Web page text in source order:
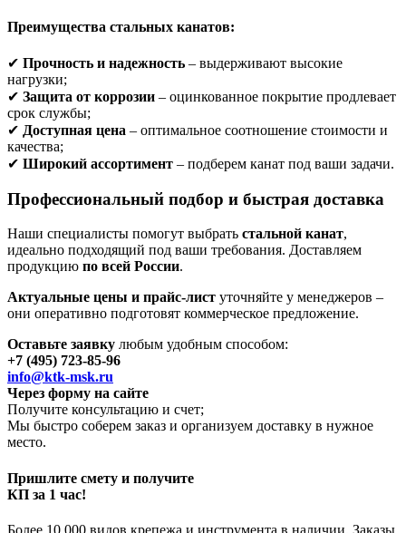
Преимущества стальных канатов:
✔ Прочность и надежность – выдерживают высокие
нагрузки;
✔ Защита от коррозии – оцинкованное покрытие продлевает
срок службы;
✔ Доступная цена – оптимальное соотношение стоимости и
качества;
✔ Широкий ассортимент – подберем канат под ваши задачи.
Профессиональный подбор и быстрая доставка
Наши специалисты помогут выбрать стальной канат,
идеально подходящий под ваши требования. Доставляем
продукцию по всей России.
Актуальные цены и прайс-лист уточняйте у менеджеров –
они оперативно подготовят коммерческое предложение.
Оставьте заявку любым удобным способом:
+7 (495) 723-85-96
info@ktk-msk.ru
Через форму на сайте
Получите консультацию и счет;
Мы быстро соберем заказ и организуем доставку в нужное
место.
Пришлите смету и получите
КП за 1 час!
Более 10 000 видов крепежа и инструмента в наличии. Заказы